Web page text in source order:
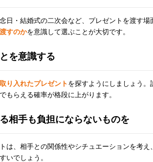
日・結婚式の二次会など、プレゼントを渡す場
すのかを意識して選ぶことが大切です。
を意識する
り入れたプレゼントを探すようにしましょう
もらえる確率が格段に上がります。
相手も負担にならないものを
は、相手との関係性やシチュエーションを考え、
いでしょう。